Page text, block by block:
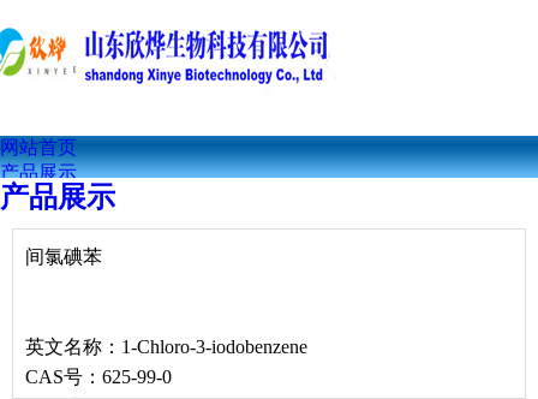
网站首页
产品展示
公司简介
公司资讯
技术文章
产品展示
间氯碘苯
英文名称：1-Chloro-3-iodobenzene
CAS号：625-99-0